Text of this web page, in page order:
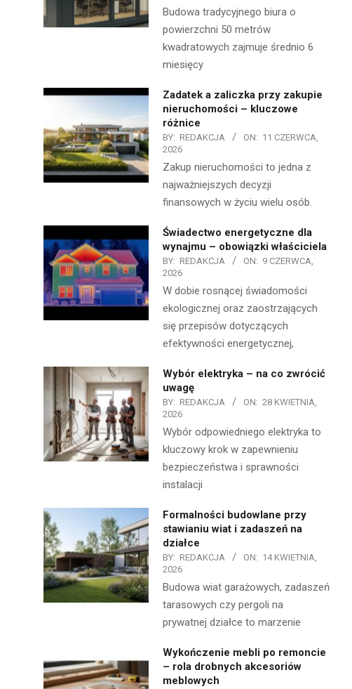
Budowa tradycyjnego biura o
powierzchni 50 metrów
kwadratowych zajmuje średnio 6
miesięcy
Zadatek a zaliczka przy zakupie
nieruchomości – kluczowe
różnice
BY: REDAKCJA ON: 11 CZERWCA,
2026
Zakup nieruchomości to jedna z
najważniejszych decyzji
finansowych w życiu wielu osób.
Świadectwo energetyczne dla
wynajmu – obowiązki właściciela
BY: REDAKCJA ON: 9 CZERWCA,
2026
W dobie rosnącej świadomości
ekologicznej oraz zaostrzających
się przepisów dotyczących
efektywności energetycznej,
Wybór elektryka – na co zwrócić
uwagę
BY: REDAKCJA ON: 28 KWIETNIA,
2026
Wybór odpowiedniego elektryka to
kluczowy krok w zapewnieniu
bezpieczeństwa i sprawności
instalacji
Formalności budowlane przy
stawianiu wiat i zadaszeń na
działce
BY: REDAKCJA ON: 14 KWIETNIA,
2026
Budowa wiat garażowych, zadaszeń
tarasowych czy pergoli na
prywatnej działce to marzenie
Wykończenie mebli po remoncie
– rola drobnych akcesoriów
meblowych